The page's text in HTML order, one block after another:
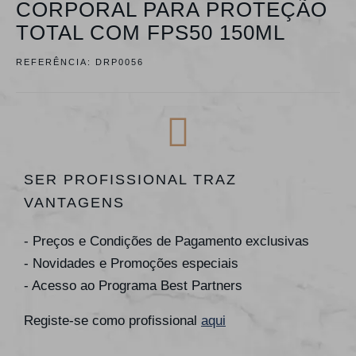
CORPORAL PARA PROTEÇÃO
TOTAL COM FPS50 150ML
REFERÊNCIA: DRP0056
SER PROFISSIONAL TRAZ
VANTAGENS
- Preços e Condições de Pagamento exclusivas
- Novidades e Promoções especiais
- Acesso ao Programa Best Partners
Registe-se como profissional aqui